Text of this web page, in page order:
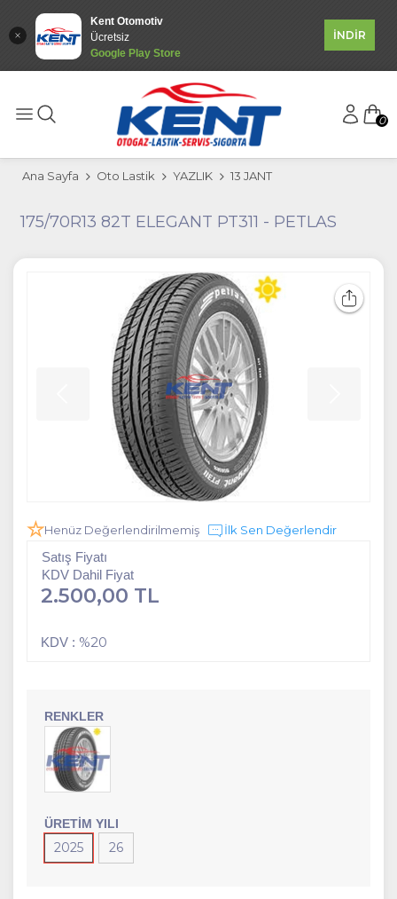
Kent Otomotiv
Ücretsiz
Google Play Store
İNDİR
0
Ana Sayfa Oto Lastik YAZLIK 13 JANT
175/70R13 82T ELEGANT PT311 - PETLAS
Henüz Değerlendirilmemiş İlk Sen Değerlendir
Satış Fiyatı
KDV Dahil Fiyat
2.500,00 TL
KDV : %20
RENKLER
ÜRETIM YILI
2025 26